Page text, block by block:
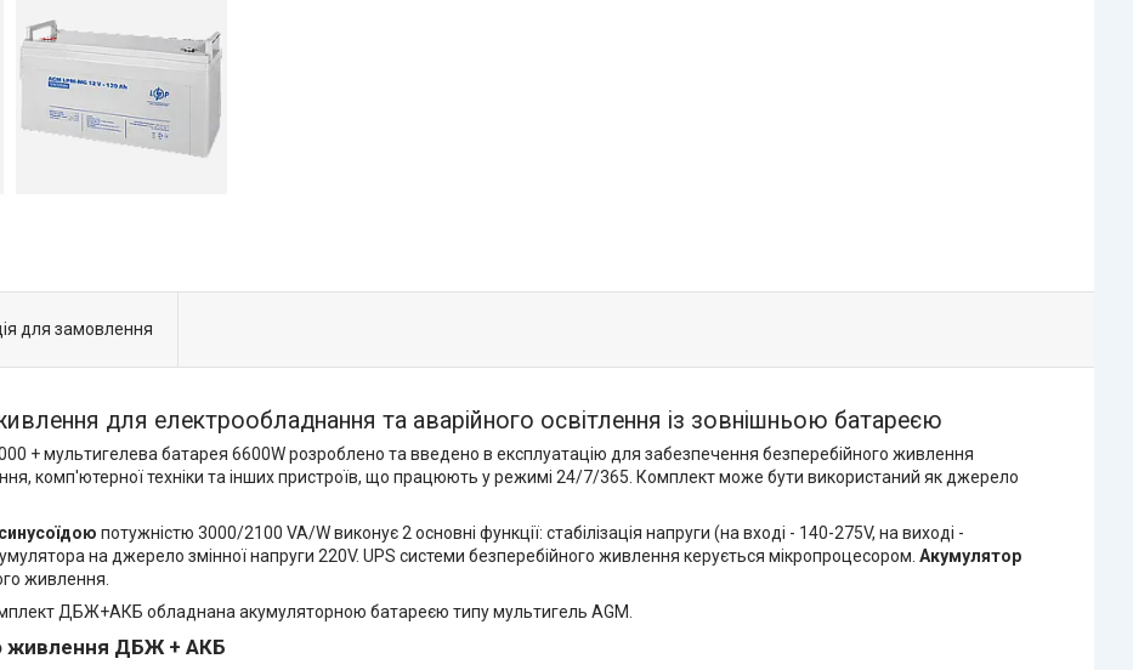
для замовлення
для електрообладнання та аварійного освітлення із зовнішньою батареєю
+ мультигелева батарея 6600W розроблено та введено в експлуатацію для забезпечення безперебійного живлення
комп'ютерної техніки та інших пристроїв, що працюють у режимі 24/7/365. Комплект може бути використаний як джерело
потужністю 3000/2100 VA/W виконує 2 основні функції: стабілізація напруги (на вході - 140-275V, на виході -
на джерело змінної напруги 220V. UPS системи безперебійного живлення керується мікропроцесором. Акумулятор
живлення.
ДБЖ+АКБ обладнана акумуляторною батареєю типу мультигель AGM.
живлення ДБЖ + АКБ